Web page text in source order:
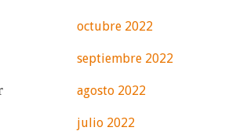
octubre 2022
septiembre 2022
agosto 2022
julio 2022